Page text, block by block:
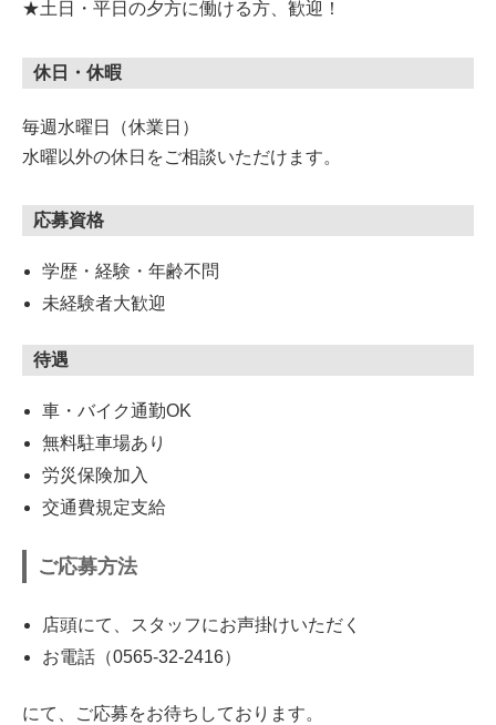
★土日・平日の夕方に働ける方、歓迎！
休日・休暇
毎週水曜日（休業日）
水曜以外の休日をご相談いただけます。
応募資格
学歴・経験・年齢不問
未経験者大歓迎
待遇
車・バイク通勤OK
無料駐車場あり
労災保険加入
交通費規定支給
ご応募方法
店頭にて、スタッフにお声掛けいただく
お電話（0565-32-2416）
にて、ご応募をお待ちしております。